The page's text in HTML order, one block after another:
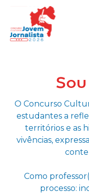
O Concurso
estudantes a
territórios e as
vivências,
Como
processo: